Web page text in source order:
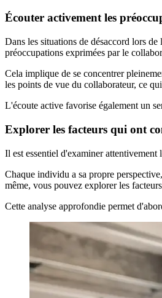
Écouter activement les
Dans les situations de désaccord lors
préoccupations exprimées par le
Cela implique de se concentrer
les points de vue du collaborateur, ce
L'écoute active favorise également un
Explorer les facteurs qui ont
Il est essentiel d'examiner attentivement
Chaque individu a sa propre
même, vous pouvez explorer les
Cette analyse approfondie permet